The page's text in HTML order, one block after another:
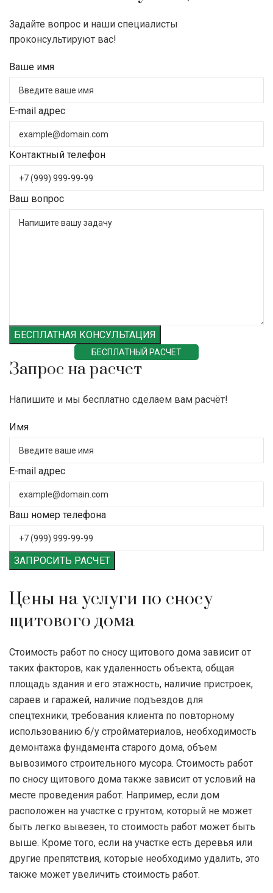
Задайте вопрос и наши специалисты
проконсультируют вас!
Ваше имя
E-mail адрес
Контактный телефон
Ваш вопрос
БЕСПЛАТНАЯ КОНСУЛЬТАЦИЯ
БЕСПЛАТНЫЙ РАСЧЕТ
Запрос на расчет
Напишите и мы бесплатно сделаем вам расчёт!
Имя
E-mail адрес
Ваш номер телефона
ЗАПРОСИТЬ РАСЧЕТ
Цены на услуги по сносу
щитового дома
Стоимость работ по сносу щитового дома зависит от
таких факторов, как удаленность объекта, общая
площадь здания и его этажность, наличие пристроек,
сараев и гаражей, наличие подъездов для
спецтехники, требования клиента по повторному
использованию б/у стройматериалов, необходимость
демонтажа фундамента старого дома, объем
вывозимого строительного мусора. Стоимость работ
по сносу щитового дома также зависит от условий на
месте проведения работ. Например, если дом
расположен на участке с грунтом, который не может
быть легко вывезен, то стоимость работ может быть
выше. Кроме того, если на участке есть деревья или
другие препятствия, которые необходимо удалить, это
также может увеличить стоимость работ.